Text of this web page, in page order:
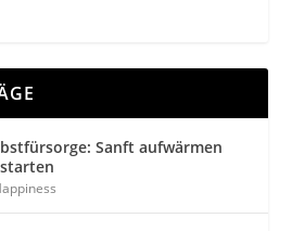
Sanft aufwärmen